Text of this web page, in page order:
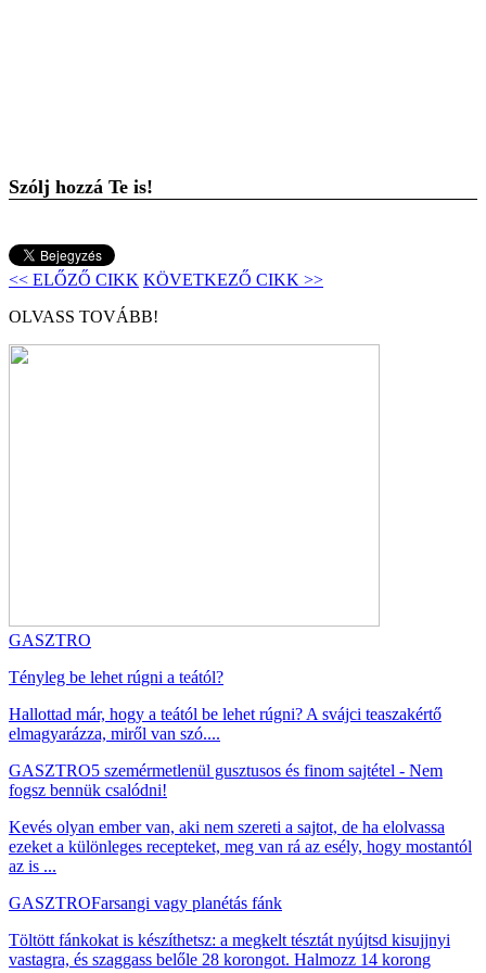
Szólj hozzá Te is!
<< ELŐZŐ CIKK KÖVETKEZŐ CIKK >>
OLVASS TOVÁBB!
GASZTRO
Tényleg be lehet rúgni a teától?
Hallottad már, hogy a teától be lehet rúgni? A svájci teaszakértő
elmagyarázza, miről van szó....
GASZTRO5 szemérmetlenül gusztusos és finom sajtétel - Nem
fogsz bennük csalódni!
Kevés olyan ember van, aki nem szereti a sajtot, de ha elolvassa
ezeket a különleges recepteket, meg van rá az esély, hogy mostantól
az is ...
GASZTROFarsangi vagy planétás fánk
Töltött fánkokat is készíthetsz: a megkelt tésztát nyújtsd kisujjnyi
vastagra, és szaggass belőle 28 korongot. Halmozz 14 korong